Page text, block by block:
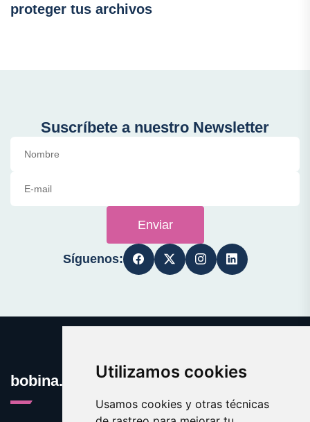
Utilizamos cookies
Usamos cookies y otras técnicas
proteger tus archivos
Suscríbete a nuestro Newsletter
Enviar
Síguenos:
bobina.es